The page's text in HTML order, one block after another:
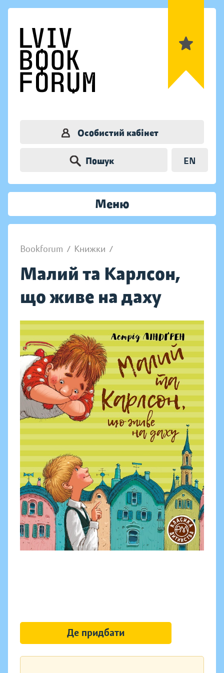
Особистий кабінет
Пошук EN
Меню
Bookforum / Книжки /
Малий та Карлсон,
що живе на даху
Де придбати